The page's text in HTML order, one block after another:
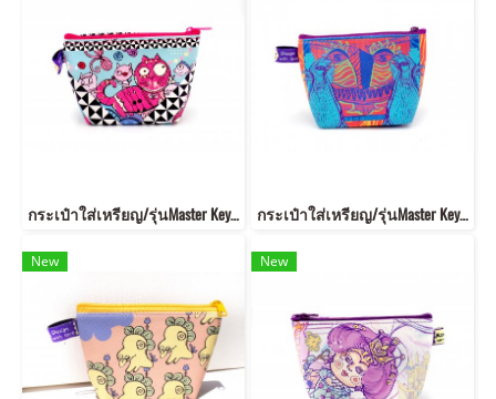
กระเป๋าใส่เหรียญ/รุ่นMaster Key MKB2 กระเป๋าใส่เหรียญ/รุ่นMaster Key MKB7
New New